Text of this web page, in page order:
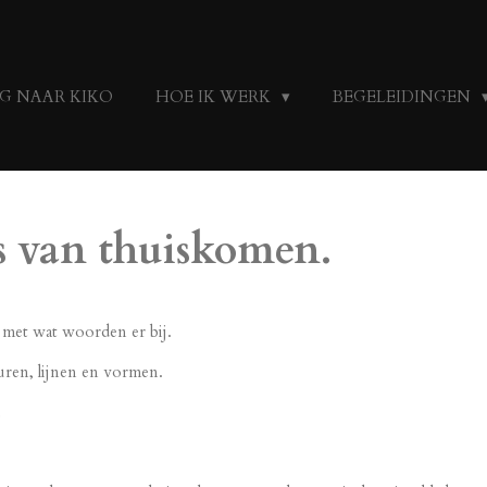
NAAR KIKO HOE IK WERK BEGELEIDINGEN
van thuiskomen.
wat woorden er bij.
lijnen en vormen.